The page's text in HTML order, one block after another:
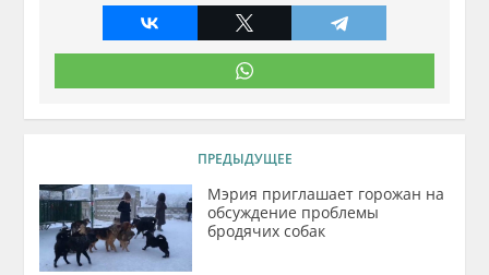
ПРЕДЫДУЩЕЕ
Мэрия приглашает горожан на
обсуждение проблемы
бродячих собак